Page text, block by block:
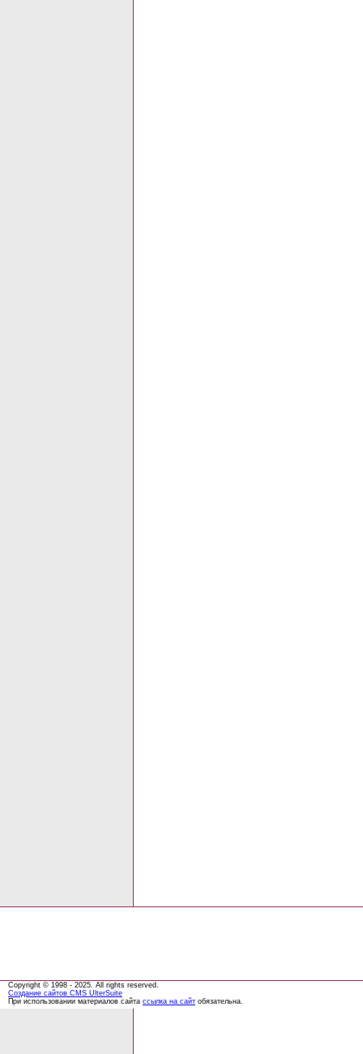
Copyright © 1998 - 2025. All rights reserved.
Создание сайтов CMS UlterSuite
При использовании материалов сайта ссылка на сайт обязательна.